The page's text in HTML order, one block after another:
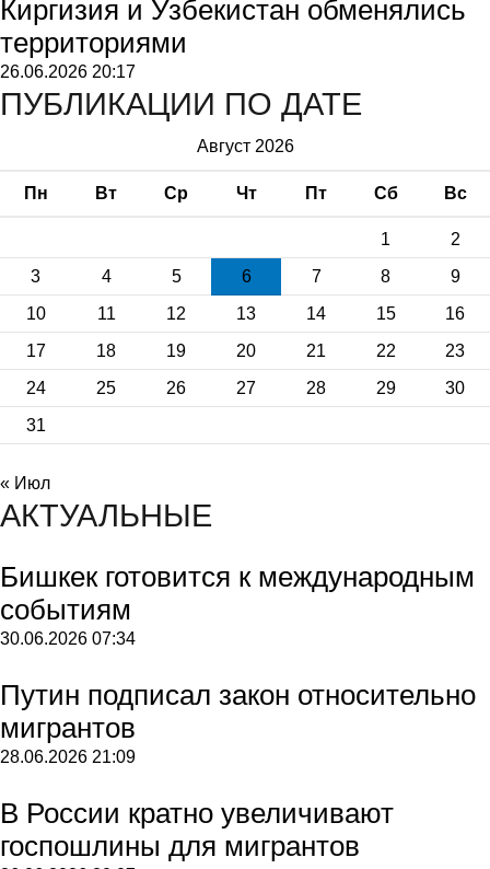
Киргизия и Узбекистан обменялись
территориями
26.06.2026 20:17
ПУБЛИКАЦИИ ПО ДАТЕ
Август 2026
Пн Вт Ср Чт Пт Сб Вс
1
2
3
4 5 6 7 8
9
10
11 12 13 14 15
16
17
18 19 20 21 22
23
24
25 26 27 28 29
30
31
« Июл
АКТУАЛЬНЫЕ
Бишкек готовится к международным
событиям
30.06.2026 07:34
Путин подписал закон относительно
мигрантов
28.06.2026 21:09
В России кратно увеличивают
госпошлины для мигрантов